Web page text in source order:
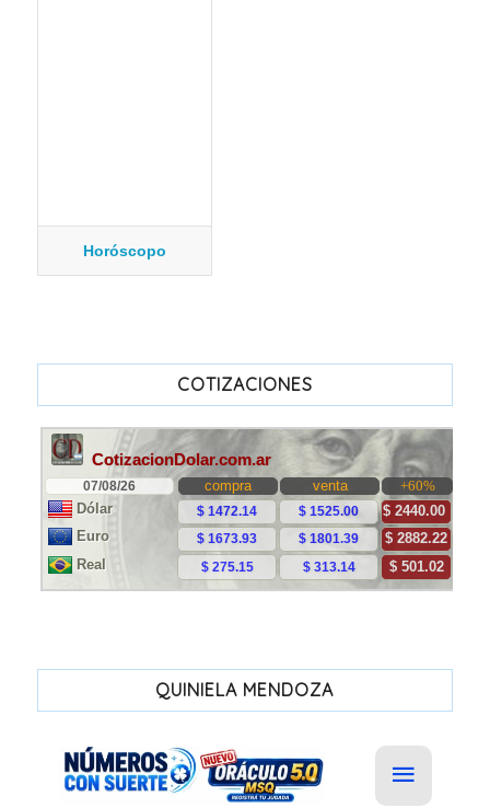
Horóscopo
COTIZACIONES
QUINIELA MENDOZA